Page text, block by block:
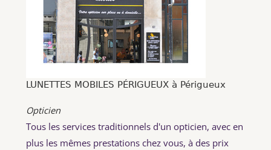
LUNETTES MOBILES PÉRIGUEUX à Périgueux
Opticien
Tous les services traditionnels d'un opticien, avec en
plus les mêmes prestations chez vous, à des prix